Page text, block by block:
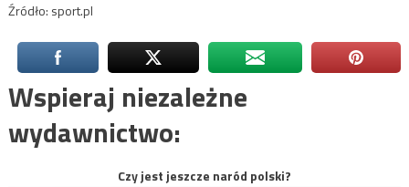
Źródło: sport.pl
Wspieraj niezależne
wydawnictwo:
Czy jest jeszcze naród polski?